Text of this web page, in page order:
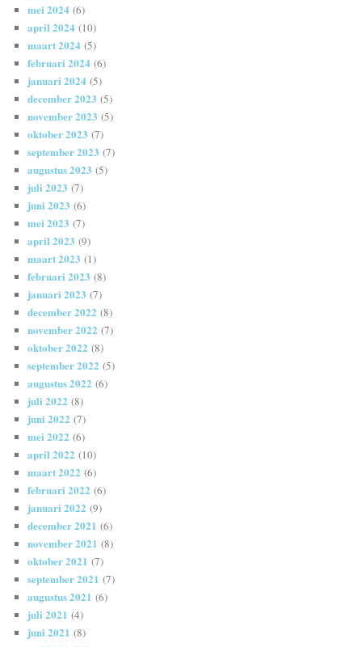
mei 2024 (6)
april 2024 (10)
maart 2024 (5)
februari 2024 (6)
januari 2024 (5)
december 2023 (5)
november 2023 (5)
oktober 2023 (7)
september 2023 (7)
augustus 2023 (5)
juli 2023 (7)
juni 2023 (6)
mei 2023 (7)
april 2023 (9)
maart 2023 (1)
februari 2023 (8)
januari 2023 (7)
december 2022 (8)
november 2022 (7)
oktober 2022 (8)
september 2022 (5)
augustus 2022 (6)
juli 2022 (8)
juni 2022 (7)
mei 2022 (6)
april 2022 (10)
maart 2022 (6)
februari 2022 (6)
januari 2022 (9)
december 2021 (6)
november 2021 (8)
oktober 2021 (7)
september 2021 (7)
augustus 2021 (6)
juli 2021 (4)
juni 2021 (8)